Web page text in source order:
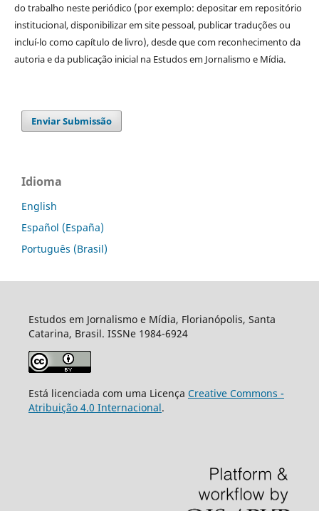
do trabalho neste periódico (por exemplo: depositar em repositório
institucional, disponibilizar em site pessoal, publicar traduções ou
incluí-lo como capítulo de livro), desde que com reconhecimento da
autoria e da publicação inicial na Estudos em Jornalismo e Mídia.
Enviar Submissão
Idioma
English
Español (España)
Português (Brasil)
Estudos em Jornalismo e Mídia, Florianópolis, Santa
Catarina, Brasil. ISSNe 1984-6924
Está licenciada com uma Licença Creative Commons -
Atribuição 4.0 Internacional.